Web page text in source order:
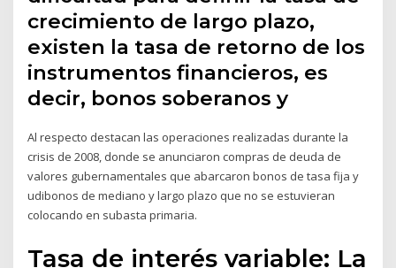
crecimiento de largo plazo,
existen la tasa de retorno de los
instrumentos financieros, es
decir, bonos soberanos y
Al respecto destacan las operaciones realizadas durante la
crisis de 2008, donde se anunciaron compras de deuda de
valores gubernamentales que abarcaron bonos de tasa fija y
udibonos de mediano y largo plazo que no se estuvieran
colocando en subasta primaria.
Tasa de interés variable: La